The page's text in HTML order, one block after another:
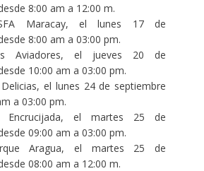
8:00 am a 12:00 m.
Maracay, el lunes 17 de
8:00 am a 03:00 pm.
Aviadores, el jueves 20 de
10:00 am a 03:00 pm.
el lunes 24 de septiembre
a 03:00 pm.
Encrucijada, el martes 25 de
09:00 am a 03:00 pm.
Aragua, el martes 25 de
08:00 am a 12:00 m.